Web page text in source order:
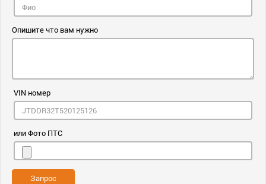
Опишите что вам нужно
VIN номер
или Фото ПТС
Запрос